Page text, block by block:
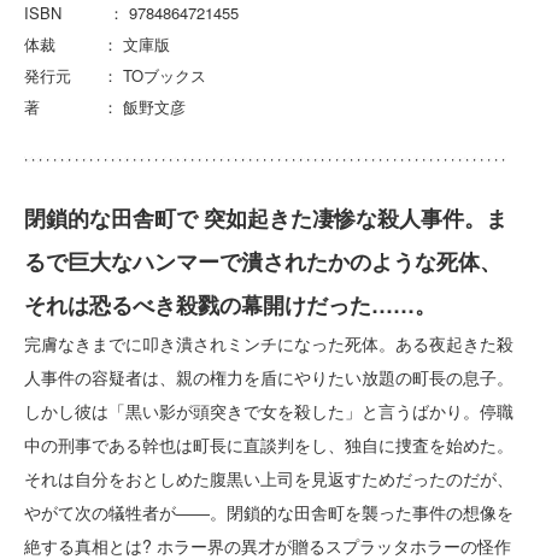
ISBN ： 9784864721455
体裁 ： 文庫版
発行元 ： TOブックス
著 ： 飯野文彦
閉鎖的な田舎町で 突如起きた凄惨な殺人事件。ま
るで巨大なハンマーで潰されたかのような死体、
それは恐るべき殺戮の幕開けだった……。
完膚なきまでに叩き潰されミンチになった死体。ある夜起きた殺
人事件の容疑者は、親の権力を盾にやりたい放題の町長の息子。
しかし彼は「黒い影が頭突きで女を殺した」と言うばかり。停職
中の刑事である幹也は町長に直談判をし、独自に捜査を始めた。
それは自分をおとしめた腹黒い上司を見返すためだったのだが、
やがて次の犠牲者が――。閉鎖的な田舎町を襲った事件の想像を
絶する真相とは? ホラー界の異才が贈るスプラッタホラーの怪作